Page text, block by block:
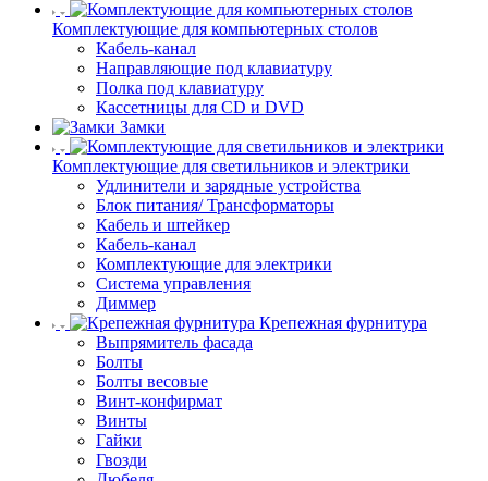
Комплектующие для компьютерных столов
Кабель-канал
Направляющие под клавиатуру
Полка под клавиатуру
Кассетницы для CD и DVD
Замки
Комплектующие для светильников и электрики
Удлинители и зарядные устройства
Блок питания/ Трансформаторы
Кабель и штейкер
Кабель-канал
Комплектующие для электрики
Система управления
Диммер
Крепежная фурнитура
Выпрямитель фасада
Болты
Болты весовые
Винт-конфирмат
Винты
Гайки
Гвозди